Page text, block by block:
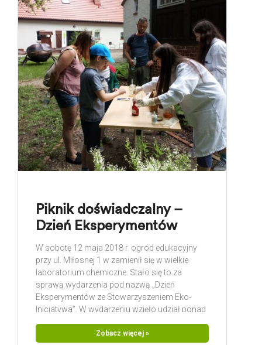
Piknik doświadczalny –
Dzień Eksperymentów
W sobotę 12 maja 2018 r. ogród edukacyjny
przy ul. Miłosnej 1 w zamienił się w wielkie
laboratorium chemiczne. Stało się to za
sprawą wydarzenia pod nazwą „Dzień
Eksperymentów ze Stowarzyszeniem Eko-
Inicjatywa”. W wydarzeniu wzięło udział ponad
organizatorów. Uczestnicy mogli
Zobacz więcej »